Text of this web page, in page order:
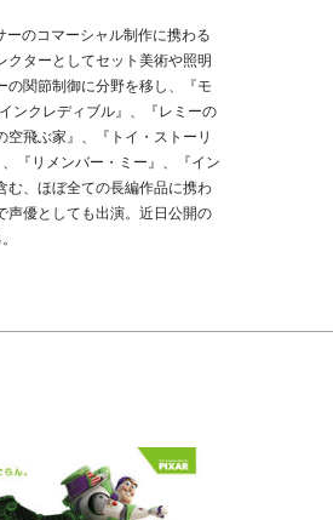
のコマーシャル制作に携わる
クターとしてセット美術や照明
の関節制御に分野を移し、『モ
ンクレディブル』、『レミーの
飛ぶ家』、『トイ・ストーリ
『リメンバー・ミー』、『イン
む、ほぼ全ての長編作品に携わ
声優としても出演。近日公開の